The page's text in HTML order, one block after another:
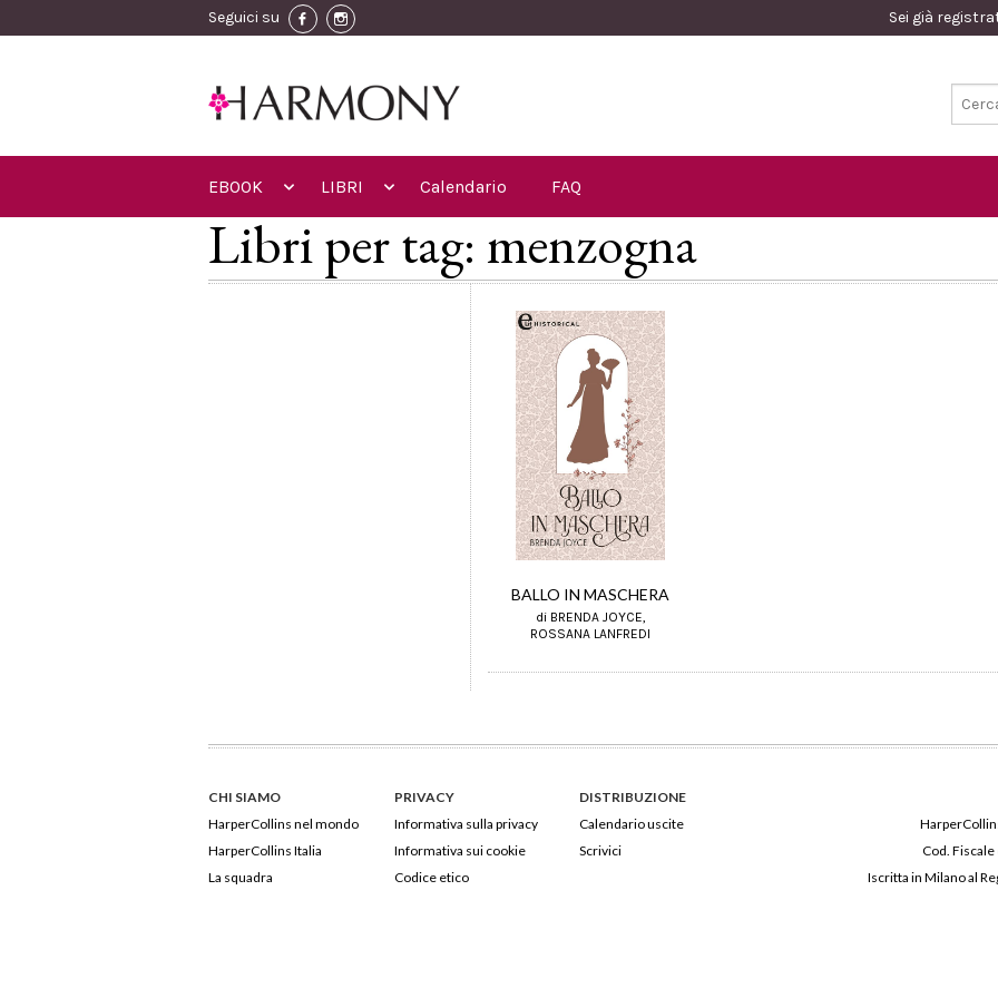
Seguici su Sei già
EBOOK LIBRI Calendario FAQ
Libri per tag: menzogna
BALLO IN MASCHERA
di BRENDA JOYCE,
ROSSANA LANFREDI
CHI SIAMO
HarperCollins nel mondo
HarperCollins Italia
La squadra
PRIVACY
Informativa sulla privacy
Informativa sui cookie
Codice etico
DISTRIBUZIONE
Calendario uscite
Scrivici
Cod. Fiscale
Iscritta in Milano al